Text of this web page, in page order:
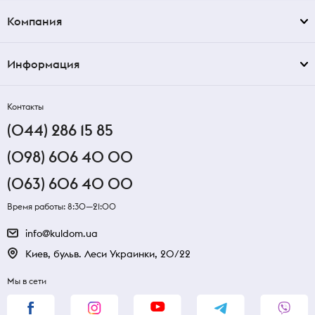
Компания
Информация
Контакты
(044) 286 15 85
(098) 606 40 00
(063) 606 40 00
Время работы: 8:30—21:00
info@kuldom.ua
Киев, бульв. Леси Украинки, 20/22
Мы в сети